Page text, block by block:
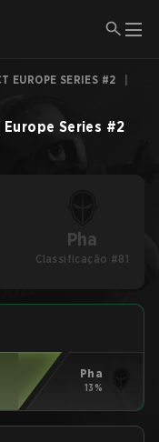
EUROPE SERIES #2
Europe Series #2
Pha
Classificação #81
Pha
13%